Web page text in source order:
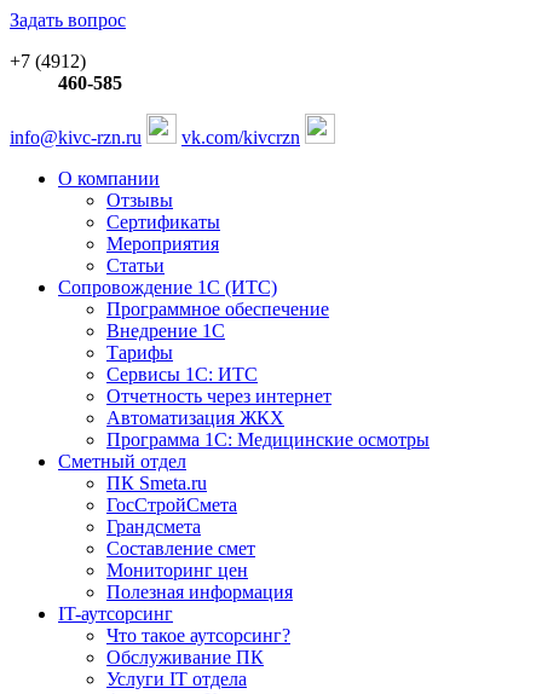
Задать вопрос
+7 (4912)
460-585
info@kivc-rzn.ru
vk.com/kivcrzn
О компании
Отзывы
Сертификаты
Мероприятия
Статьи
Сопровождение 1С (ИТС)
Программное обеспечение
Внедрение 1С
Тарифы
Сервисы 1С: ИТС
Отчетность через интернет
Автоматизация ЖКХ
Программа 1С: Медицинские осмотры
Сметный отдел
ПК Smeta.ru
ГосСтройСмета
Грандсмета
Составление смет
Мониторинг цен
Полезная информация
IT-аутсорсинг
Что такое аутсорсинг?
Обслуживание ПК
Услуги IT отдела